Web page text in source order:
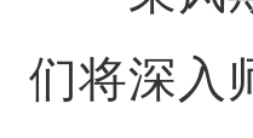
们将深入